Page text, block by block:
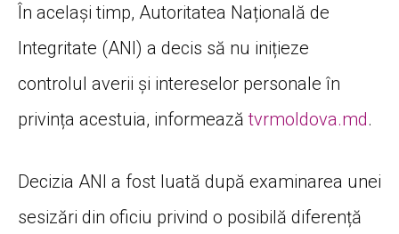
În același timp, Autoritatea Națională de
Integritate (ANI) a decis să nu inițieze
controlul averii și intereselor personale în
privința acestuia, informeazătvrmoldova.md.
Decizia ANI a fost luată după examinarea unei
sesizări din oficiu privind o posibilă diferență